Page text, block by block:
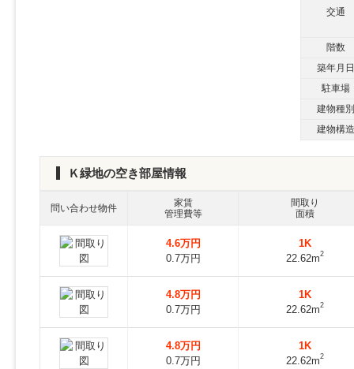
交通
階数
築年月日
駐車場
建物種別
建物構造
Ｋ緑地の空き部屋情報
問い合わせ物件
家賃
管理費等
間取り
面積
4.6万円
0.7万円
1K
22.62m2
4.8万円
0.7万円
1K
22.62m2
4.8万円
0.7万円
1K
22.62m2